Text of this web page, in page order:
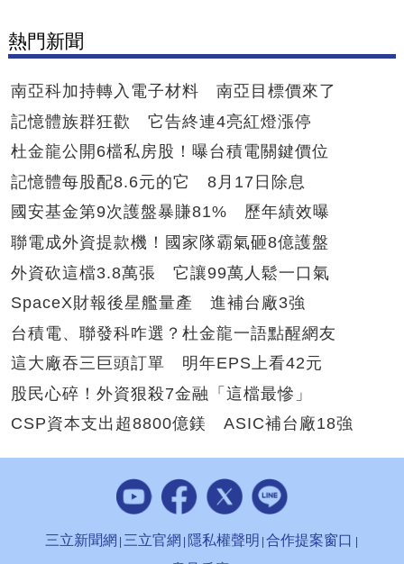
熱門新聞
南亞科加持轉入電子材料 南亞目標價來了
記憶體族群狂歡 它告終連4亮紅燈漲停
杜金龍公開6檔私房股！曝台積電關鍵價位
記憶體每股配8.6元的它 8月17日除息
國安基金第9次護盤暴賺81% 歷年績效曝
聯電成外資提款機！國家隊霸氣砸8億護盤
外資砍這檔3.8萬張 它讓99萬人鬆一口氣
SpaceX財報後星艦量產 進補台廠3強
台積電、聯發科咋選？杜金龍一語點醒網友
這大廠吞三巨頭訂單 明年EPS上看42元
股民心碎！外資狠殺7金融「這檔最慘」
CSP資本支出超8800億鎂 ASIC補台廠18強
三立新聞網 三立官網 隱私權聲明 合作提案窗口